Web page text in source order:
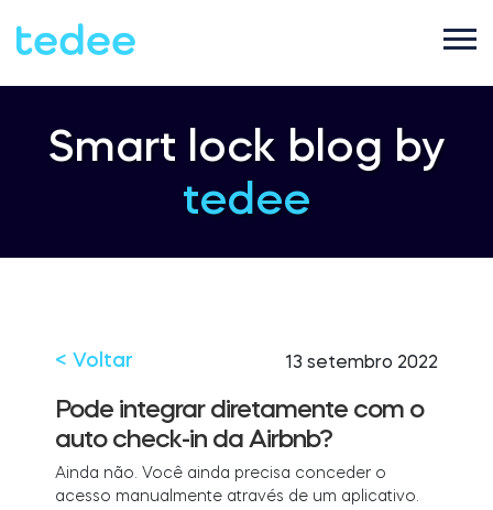
COMO FUNCIONA?
Tedee GO2
Tedee PRO
LOCALIZADOR DE LOJAS
Smart lock blog by
tedee
< Voltar 13 setembro 2022
Pode integrar diretamente com o
auto check-in da Airbnb?
Ainda não. Você ainda precisa conceder o
acesso manualmente através de um aplicativo.